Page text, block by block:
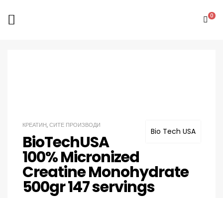
0
Bio Tech USA
КРЕАТИН,СИТЕ ПРОИЗВОДИ
BioTechUSA
100% Micronized
Creatine Monohydrate
500gr 147 servings